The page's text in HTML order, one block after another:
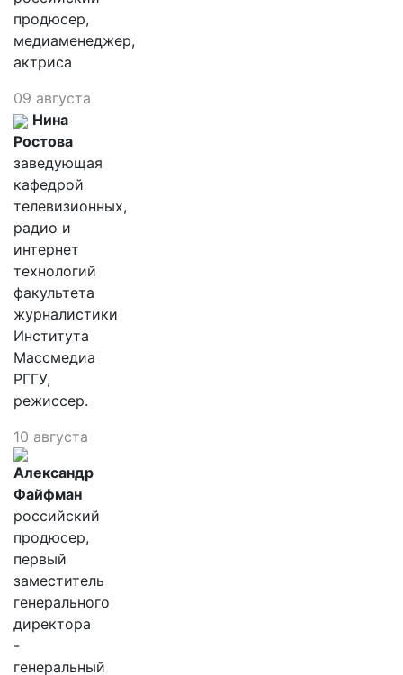
продюсер,
медиаменеджер,
актриса
09 августа
Нина
Ростова
заведующая
кафедрой
телевизионных,
радио и
интернет
технологий
факультета
журналистики
Института
Массмедиа
РГГУ,
режиссер.
10 августа
Александр
Файфман
российский
продюсер,
первый
заместитель
генерального
директора
-
генеральный